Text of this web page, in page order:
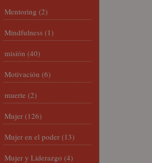
Mentoring (2)
Mindfulness (1)
misión (40)
Motivación (6)
muerte (2)
Mujer (126)
Mujer en el poder (13)
Mujer y Liderazgo (4)